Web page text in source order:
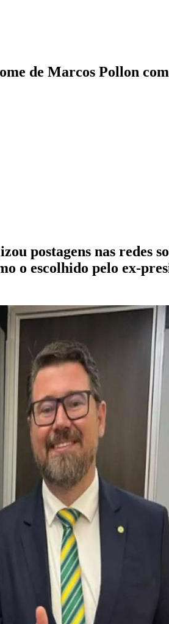
de Marcos Pollon
postagens nas redes
o escolhido pelo ex-